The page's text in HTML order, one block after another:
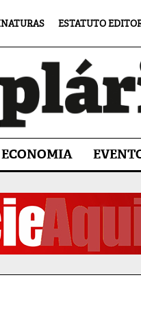
ESTATUTO
ECONOMIA